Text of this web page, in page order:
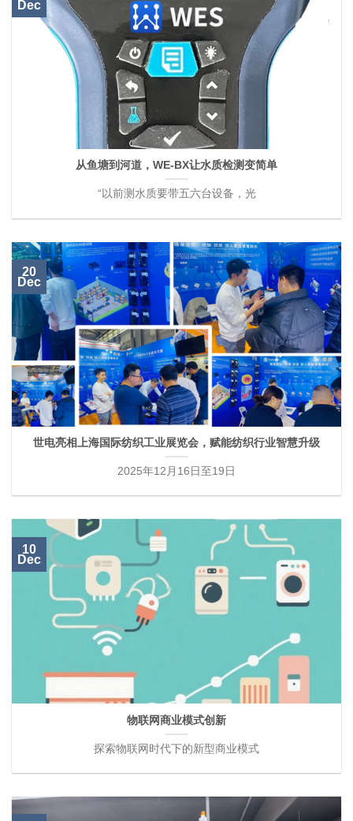
从鱼塘到河道，WE-BX让水质检测变简单
“以前测水质要带五六台设备，光
Dec
世电亮相上海国际纺织工业展览会，赋能纺织行业智慧升级
2025年12月16日至19日
20
Dec
物联网商业模式创新
探索物联网时代下的新型商业模式
10
Dec